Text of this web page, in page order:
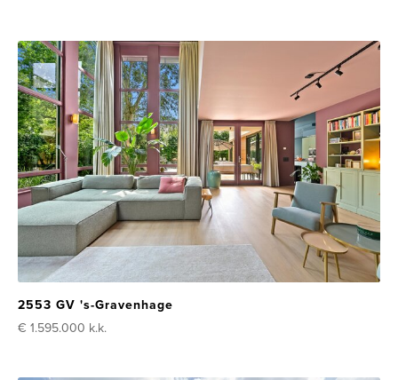
2553 GV 's-Gravenhage
€ 1.595.000 k.k.